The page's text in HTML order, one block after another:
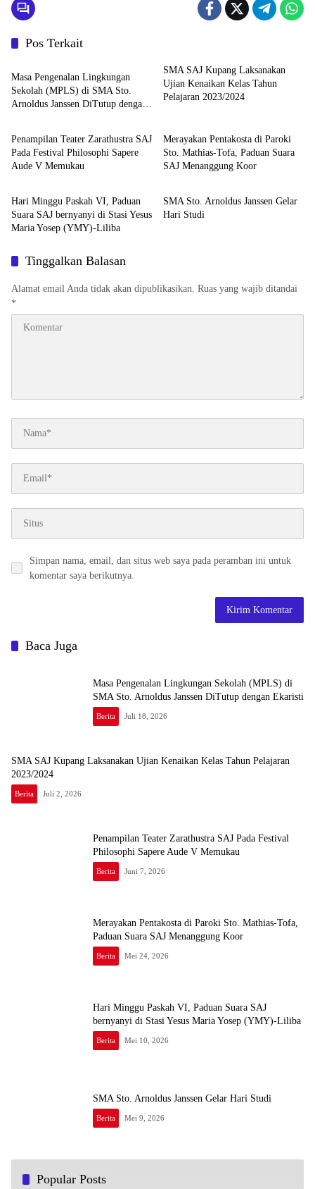
Pos Terkait
Berita
Masa Pengenalan Lingkungan
Sekolah (MPLS) di SMA Sto.
Arnoldus Janssen DiTutup dengan
SMA SAJ Kupang Laksanakan
Ujian Kenaikan Kelas Tahun
Pelajaran 2023/2024
Berita
Penampilan Teater Zarathustra SAJ
Pada Festival Philosophi Sapere
Aude V Memukau
Merayakan Pentakosta di Paroki
Sto. Mathias-Tofa, Paduan Suara
SAJ Menanggung Koor
Berita
Hari Minggu Paskah VI, Paduan
Suara SAJ bernyanyi di Stasi Yesus
Maria Yosep (YMY)-Liliba
Berita
SMA Sto. Arnoldus Janssen Gelar
Hari Studi
Tinggalkan Balasan
Alamat email Anda tidak akan dipublikasikan. Ruas yang wajib ditandai
*
Simpan nama, email, dan situs web saya pada peramban ini untuk
komentar saya berikutnya.
Baca Juga
Masa Pengenalan Lingkungan Sekolah (MPLS) di
SMA Sto. Arnoldus Janssen DiTutup dengan Ekaristi
Berita Juli 18, 2026
SMA SAJ Kupang Laksanakan Ujian Kenaikan Kelas Tahun Pelajaran
2023/2024
Berita Juli 2, 2026
Penampilan Teater Zarathustra SAJ Pada Festival
Philosophi Sapere Aude V Memukau
Berita Juni 7, 2026
Merayakan Pentakosta di Paroki Sto. Mathias-Tofa,
Paduan Suara SAJ Menanggung Koor
Berita Mei 24, 2026
Hari Minggu Paskah VI, Paduan Suara SAJ
bernyanyi di Stasi Yesus Maria Yosep (YMY)-Liliba
Berita Mei 10, 2026
SMA Sto. Arnoldus Janssen Gelar Hari Studi
Berita Mei 9, 2026
Popular Posts
1 Tiga Siswa Mewakili NTT di Ajang Debat Nasional